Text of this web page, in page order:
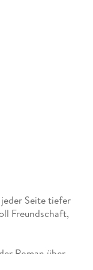
Seite tiefer
Freundschaft,
Roman über